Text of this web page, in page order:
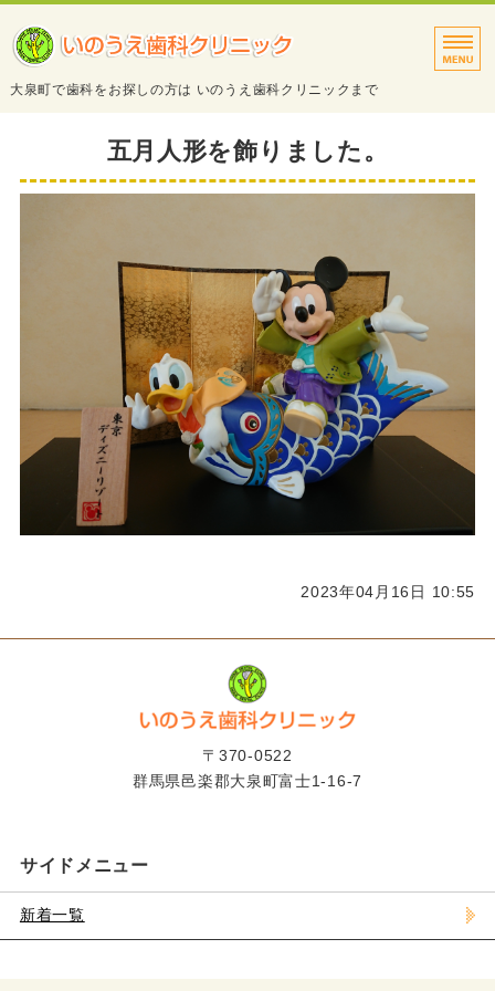
タイトルサンプル
大泉町で歯科をお探しの方は いのうえ歯科クリニックまで
トップページ
診療案内
医院・設備紹介
五月人形を飾りました。
2023年04月16日 10:55
〒370-0522
群馬県邑楽郡大泉町富士1-16-7
サイドメニュー
新着一覧